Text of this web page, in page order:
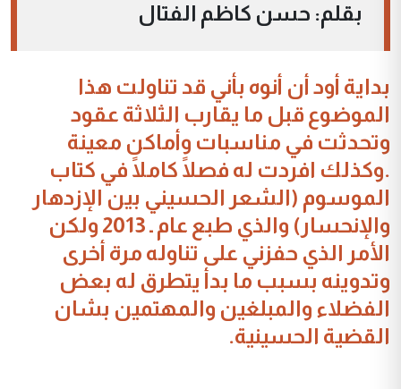
بقلم: حسن كاظم الفتال
بداية أود أن أنوه بأني قد تناولت هذا
الموضوع قبل ما يقارب الثلاثة عقود
وتحدثت في مناسبات وأماكن معينة
.وكذلك افردت له فصلًا كاملًا في كتاب
الموسوم (الشعر الحسيني بين الإزدهار
والإنحسار) والذي طبع عام ـ 2013 ولكن
الأمر الذي حفزني على تناوله مرة أخرى
وتدوينه بسبب ما بدأ يتطرق له بعض
الفضلاء والمبلغين والمهتمين بشان
القضية الحسينية.